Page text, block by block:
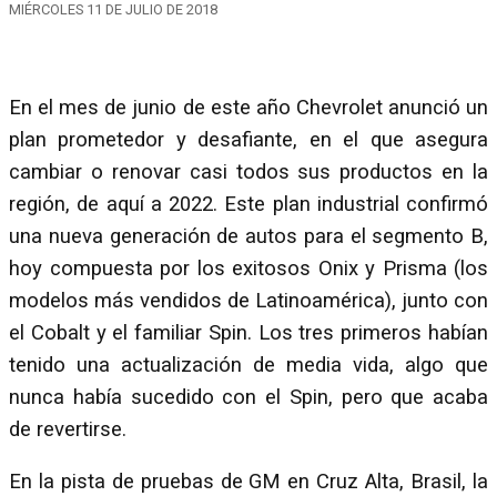
MIÉRCOLES 11 DE JULIO DE 2018
En el mes de junio de este año Chevrolet anunció un
plan prometedor y desafiante, en el que asegura
cambiar o renovar casi todos sus productos en la
región, de aquí a 2022. Este plan industrial confirmó
una nueva generación de autos para el segmento B,
hoy compuesta por los exitosos Onix y Prisma (los
modelos más vendidos de Latinoamérica), junto con
el Cobalt y el familiar Spin. Los tres primeros habían
tenido una actualización de media vida, algo que
nunca había sucedido con el Spin, pero que acaba
de revertirse.
En la pista de pruebas de GM en Cruz Alta, Brasil, la